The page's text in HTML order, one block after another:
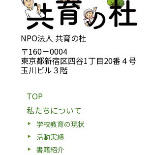
NPO法人 共育の杜
〒160－0004
東京都新宿区四谷1丁目20番４号
玉川ビル３階
TOP
私たちについて
学校教育の現状
活動実績
書籍紹介